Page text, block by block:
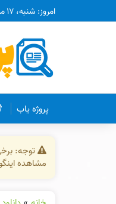
امروز: شنبه، ۱۷ مرداد ۱۴۰۵
پروژه یاب
توجه:
مشاهده